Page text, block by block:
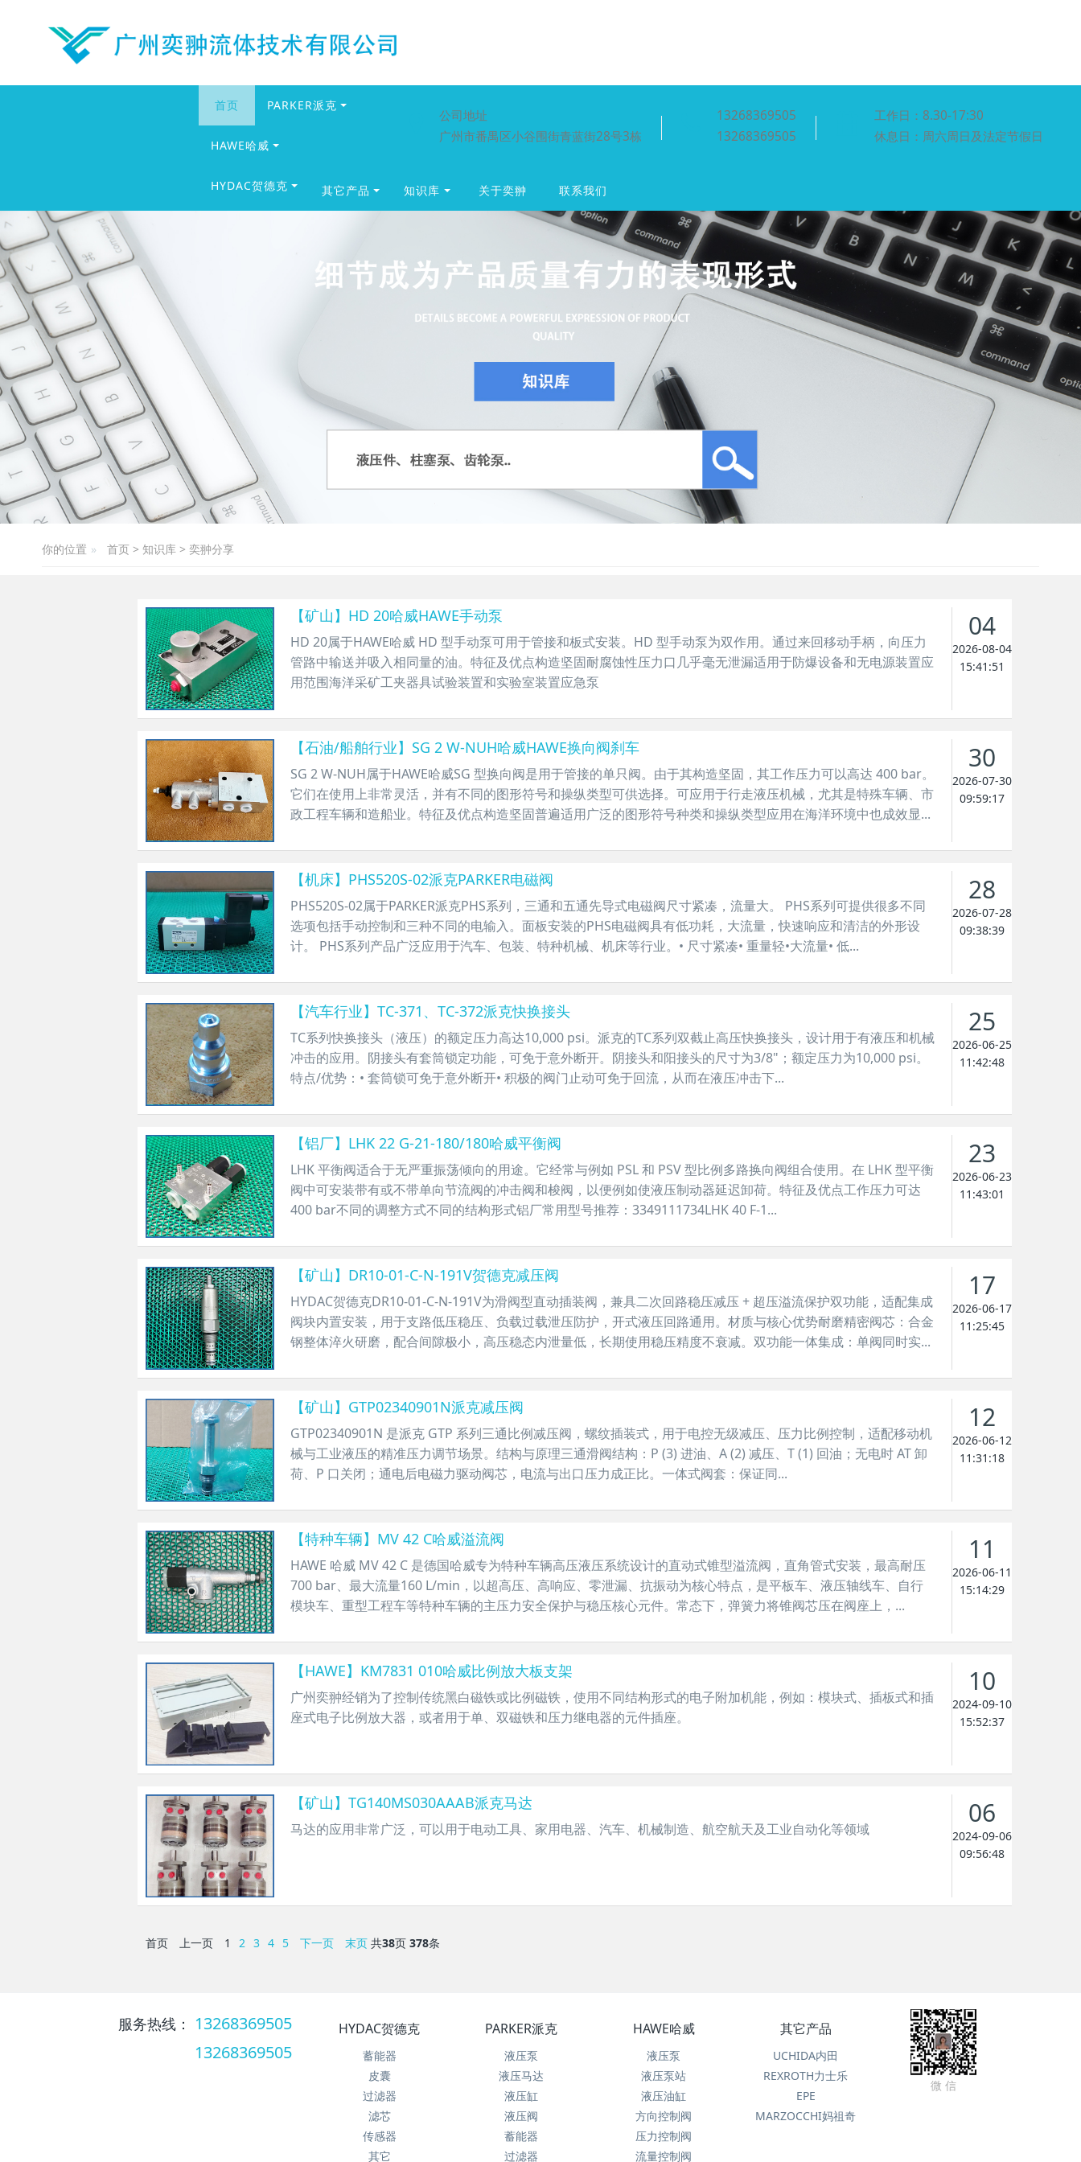
公司地址
广州市番禺区小谷围街青蓝街28号3栋
13268369505
13268369505
工作日：8.30-17:30
休息日：周六周日及法定节假日
首页 PARKER派克
HAWE哈威
HYDAC贺德克 其它产品 知识库 关于奕翀 联系我们
你的位置 首页> 知识库> 奕翀分享
【矿山】HD 20哈威HAWE手动泵
​HD 20属于HAWE哈威 HD 型手动泵可用于管接和板式安装。HD 型手动泵为双作用。通过来回移动手柄，向压力
管路中输送并吸入相同量的油。特征及优点构造坚固耐腐蚀性压力口几乎毫无泄漏适用于防爆设备和无电源装置应
用范围海洋采矿工夹器具试验装置和实验室装置应急泵
04
2026-08-04
15:41:51
【石油/船舶行业】SG 2 W-NUH哈威HAWE换向阀刹车
​SG 2 W-NUH属于HAWE哈威SG 型换向阀是用于管接的单只阀。由于其构造坚固，其工作压力可以高达 400 bar。
它们在使用上非常灵活，并有不同的图形符号和操纵类型可供选择。可应用于行走液压机械，尤其是特殊车辆、市
政工程车辆和造船业。特征及优点构造坚固普遍适用广泛的图形符号种类和操纵类型应用在海洋环境中也成效显...
30
2026-07-30
09:59:17
【机床】PHS520S-02派克PARKER电磁阀
​PHS520S-02属于PARKER派克PHS系列，三通和五通先导式电磁阀尺寸紧凑，流量大。 PHS系列可提供很多不同
选项包括手动控制和三种不同的电输入。面板安装的PHS电磁阀具有低功耗，大流量，快速响应和清洁的外形设
计。 PHS系列产品广泛应用于汽车、包装、特种机械、机床等行业。• 尺寸紧凑• 重量轻•大流量• 低...
28
2026-07-28
09:38:39
【汽车行业】TC-371、TC-372派克快换接头
​TC系列快换接头（液压）的额定压力高达10,000 psi。派克的TC系列双截止高压快换接头，设计用于有液压和机械
冲击的应用。阴接头有套筒锁定功能，可免于意外断开。阴接头和阳接头的尺寸为3/8"；额定压力为10,000 psi。
特点/优势：• 套筒锁可免于意外断开• 积极的阀门止动可免于回流，从而在液压冲击下...
25
2026-06-25
11:42:48
【铝厂】LHK 22 G-21-180/180哈威平衡阀
​LHK 平衡阀适合于无严重振荡倾向的用途。它经常与例如 PSL 和 PSV 型比例多路换向阀组合使用。在 LHK 型平衡
阀中可安装带有或不带单向节流阀的冲击阀和梭阀，以便例如使液压制动器延迟卸荷。特征及优点工作压力可达
400 bar不同的调整方式不同的结构形式铝厂常用型号推荐：3349111734LHK 40 F-1...
23
2026-06-23
11:43:01
【矿山】DR10-01-C-N-191V贺德克减压阀
​HYDAC贺德克DR10-01-C-N-191V为滑阀型直动插装阀，兼具二次回路稳压减压 + 超压溢流保护双功能，适配集成
阀块内置安装，用于支路低压稳压、负载过载泄压防护，开式液压回路通用。材质与核心优势耐磨精密阀芯：合金
钢整体淬火研磨，配合间隙极小，高压稳态内泄量低，长期使用稳压精度不衰减。双功能一体集成：单阀同时实...
17
2026-06-17
11:25:45
【矿山】GTP02340901N派克减压阀
​GTP02340901N 是派克 GTP 系列三通比例减压阀，螺纹插装式，用于电控无级减压、压力比例控制，适配移动机
械与工业液压的精准压力调节场景。结构与原理三通滑阀结构：P (3) 进油、A (2) 减压、T (1) 回油；无电时 AT 卸
荷、P 口关闭；通电后电磁力驱动阀芯，电流与出口压力成正比。一体式阀套：保证同...
12
2026-06-12
11:31:18
【特种车辆】MV 42 C哈威溢流阀
​HAWE 哈威 MV 42 C 是德国哈威专为特种车辆高压液压系统设计的直动式锥型溢流阀，直角管式安装，最高耐压
700 bar、最大流量160 L/min，以超高压、高响应、零泄漏、抗振动为核心特点，是平板车、液压轴线车、自行
模块车、重型工程车等特种车辆的主压力安全保护与稳压核心元件。常态下，弹簧力将锥阀芯压在阀座上，...
11
2026-06-11
15:14:29
【HAWE】KM7831 010哈威比例放大板支架
​广州奕翀经销为了控制传统黑白磁铁或比例磁铁，使用不同结构形式的电子附加机能，例如：模块式、插板式和插
座式电子比例放大器，或者用于单、双磁铁和压力继电器的元件插座。
10
2024-09-10
15:52:37
【矿山】TG140MS030AAAB派克马达
​马达的应用非常广泛，可以用于电动工具、家用电器、汽车、机械制造、航空航天及工业自动化等领域 06
2024-09-06
09:56:48
首页 上一页 1 2 3 4 5 下一页 末页 共38页378条
服务热线： 13268369505
13268369505
HYDAC贺德克
蓄能器
皮囊
过滤器
滤芯
传感器
其它
PARKER派克
液压泵
液压马达
液压缸
液压阀
蓄能器
过滤器
HAWE哈威
液压泵
液压泵站
液压油缸
方向控制阀
压力控制阀
流量控制阀
其它产品
UCHIDA内田
REXROTH力士乐
EPE
MARZOCCHI妈祖奇
微 信